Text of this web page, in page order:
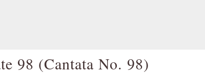
98 (Cantata No. 98)